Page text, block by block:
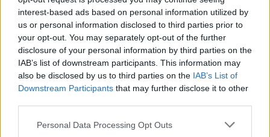
interest-based ads based on personal information utilized by
us or personal information disclosed to third parties prior to
your opt-out. You may separately opt-out of the further
disclosure of your personal information by third parties on the
IAB’s list of downstream participants. This information may
also be disclosed by us to third parties on the IAB’s List of
Downstream Participants that may further disclose it to other
Please note that this website/app uses one or more Google
Personal Data Processing Opt Outs
AUTORE
Giorgia Stromeo